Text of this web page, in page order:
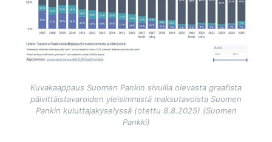
Kuvakaappaus Suomen Pankin sivuilla olevasta graafista
päivittäistavaroiden yleisimmistä maksutavoista Suomen
Pankin kuluttajakyselyssä (otettu 8.8.2025) (Suomen
Pankki)